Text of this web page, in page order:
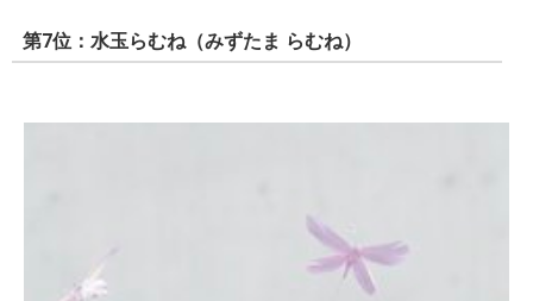
第7位：水玉らむね（みずたま らむね）